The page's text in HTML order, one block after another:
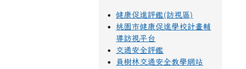
健康促進評鑑(訪視區)
桃園市健康促進學校計畫輔
導訪視平台
交通安全評鑑
員樹林交通安全教學網站